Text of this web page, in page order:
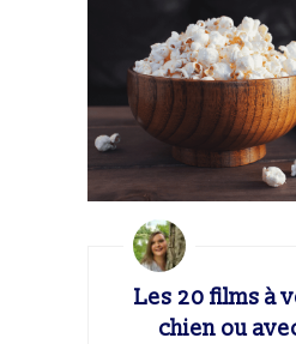
Les 20 films à
chien ou